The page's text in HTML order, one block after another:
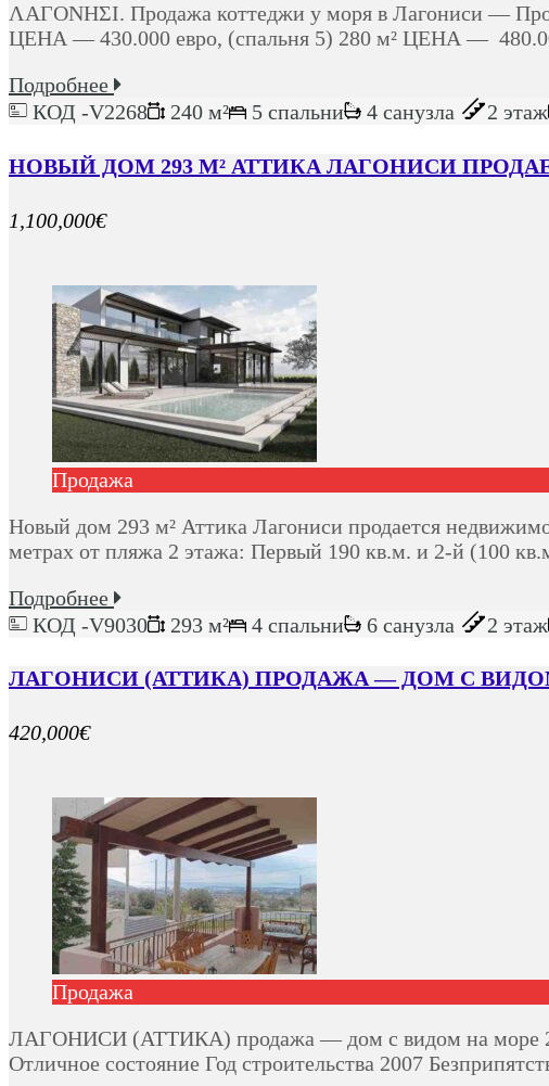
ΛΑΓΟΝΗΣΙ. Продажа коттеджи у моря в Лагониси —
ЦЕНА — 430.000 евро, (спальня 5) 280 м² ЦЕНА —
Подробнее
КОД -V2268
240 м² 5 спальни 4 санузла 2 этаж
НОВЫЙ ДОМ 293 М² АТТИКА ЛАГОНИСИ
1,100,000€
Продажа
Новый дом 293 м² Аттика Лагониси продается
метрах от пляжа 2 этажа: Первый 190 кв.м. и 2-й (100
Подробнее
КОД -V9030
293 м² 4 спальни 6 санузла 2 этаж
ЛАГОНИСИ (АТТИКА) ПРОДАЖА — ДОМ С
420,000€
Продажа
ЛАГОНИСИ (АТТИКА) продажа — дом с видом на море 210
Отличное состояние Год строительства 2007